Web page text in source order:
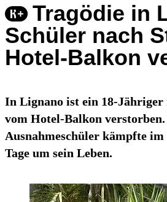
Tragödie in
Schüler nach
Hotel-Balkon
In Lignano ist ein 18-Jähriger
vom Hotel-Balkon
Ausnahmeschüler kämpfte
Tage um sein Leben.